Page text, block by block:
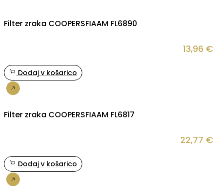
Filter zraka COOPERSFIAAM FL6890
13,96 €
Dodaj v košarico
Filter zraka COOPERSFIAAM FL6817
22,77 €
Dodaj v košarico